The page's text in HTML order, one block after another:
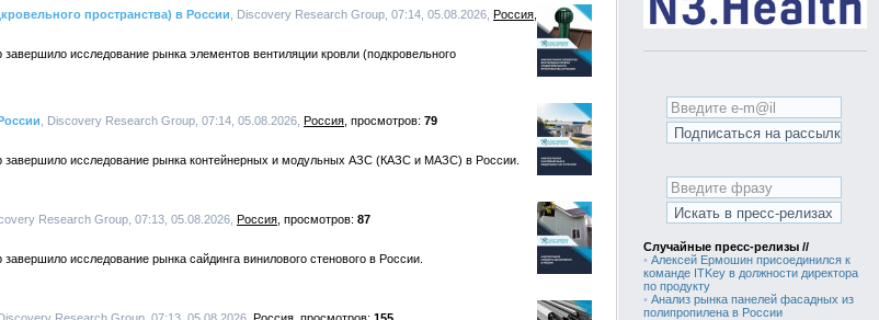
пространства) в России , Discovery Research Group, 07:14, 05.08.2026, Россия
исследование рынка элементов вентиляции кровли (подкровельного
, Discovery Research Group, 07:14, 05.08.2026, Россия 79
завершило исследование рынка контейнерных и модульных АЗС (КАЗС и МАЗС) в России.
Research Group, 07:13, 05.08.2026, Россия 87
исследование рынка сайдинга винилового стенового в России.
Случайные пресс-релизы //
• Алексей Ермошин присоединился к
команде ITKey в должности директора
по продукту
• Анализ рынка панелей фасадных из
полипропилена в России